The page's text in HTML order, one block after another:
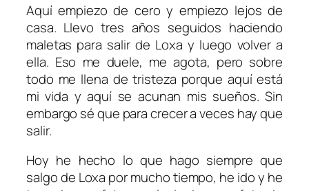
Aquí empiezo de cero y empiezo lejos de
casa. Llevo tres años seguidos haciendo
maletas para salir de Loxa y luego volver a
ella. Eso me duele, me agota, pero sobre
todo me llena de tristeza porque aquí está
mi vida y aquí se acunan mis sueños. Sin
embargo sé que para crecer a veces hay que
salir.
Hoy he hecho lo que hago siempre que
salgo de Loxa por mucho tiempo, he ido y he